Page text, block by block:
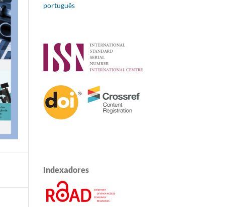
português
Indexadores